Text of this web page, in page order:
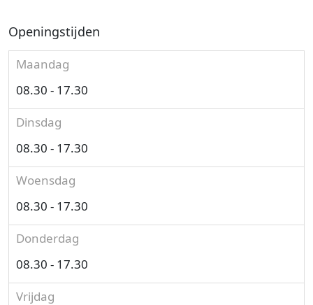
Openingstijden
Maandag
08.30 - 17.30
Dinsdag
08.30 - 17.30
Woensdag
08.30 - 17.30
Donderdag
08.30 - 17.30
Vrijdag